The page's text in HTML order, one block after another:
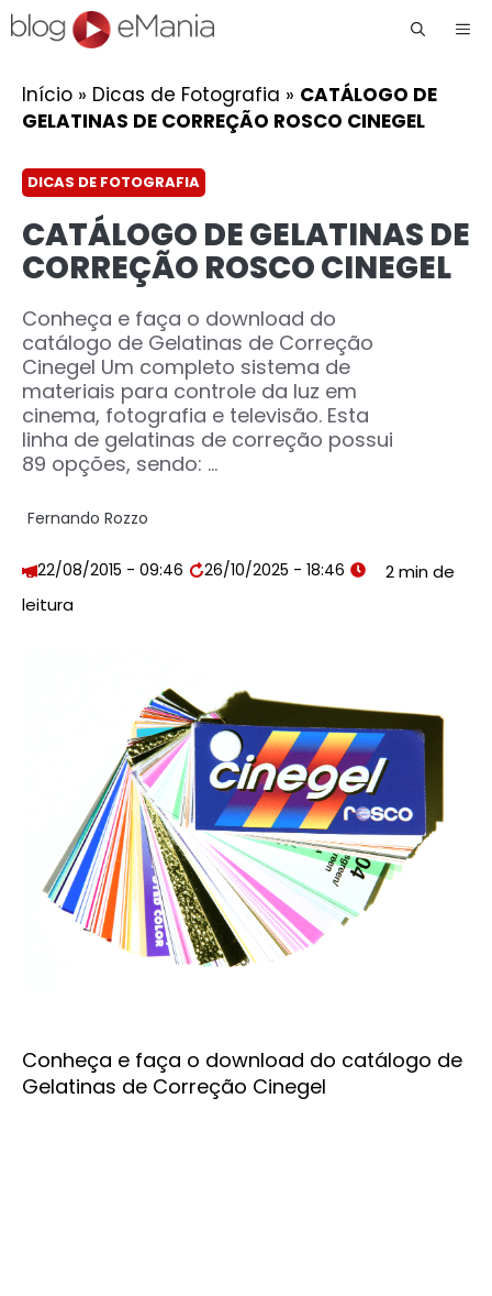
Início » Dicas de Fotografia » CATÁLOGO DE
GELATINAS DE CORREÇÃO ROSCO CINEGEL
DICAS DE FOTOGRAFIA
CATÁLOGO DE GELATINAS DE
CORREÇÃO ROSCO CINEGEL
Conheça e faça o download do
catálogo de Gelatinas de Correção
Cinegel Um completo sistema de
materiais para controle da luz em
cinema, fotografia e televisão. Esta
linha de gelatinas de correção possui
89 opções, sendo: ...
Fernando Rozzo
22/08/2015 - 09:46 26/10/2025 - 18:46
Conheça e faça o download do catálogo de
Gelatinas de Correção Cinegel